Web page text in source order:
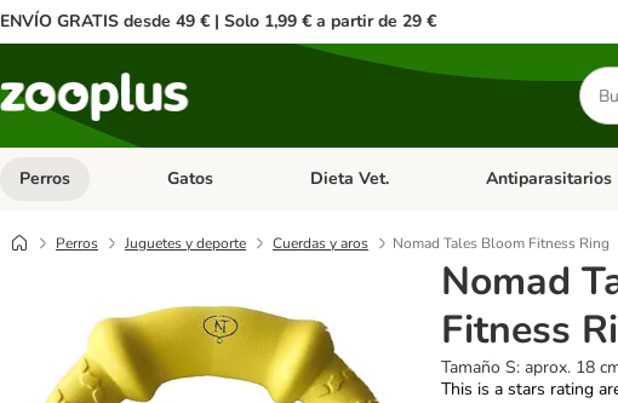
ENVÍO GRATIS desde 49 € | Solo 1,99 € a partir de 29 €
Buscar
Perros Menú de categoria abierto: Perros
Gatos Menú de categoria abierto: Gatos
Dieta Vet. Menú de categoria
Antiparasitarios
Perros Juguetes y deporte Cuerdas y aros Nomad Tales Bloom Fitness Ring
Nomad
Fitness
Tamaño S: aprox. 18
This is a stars rating